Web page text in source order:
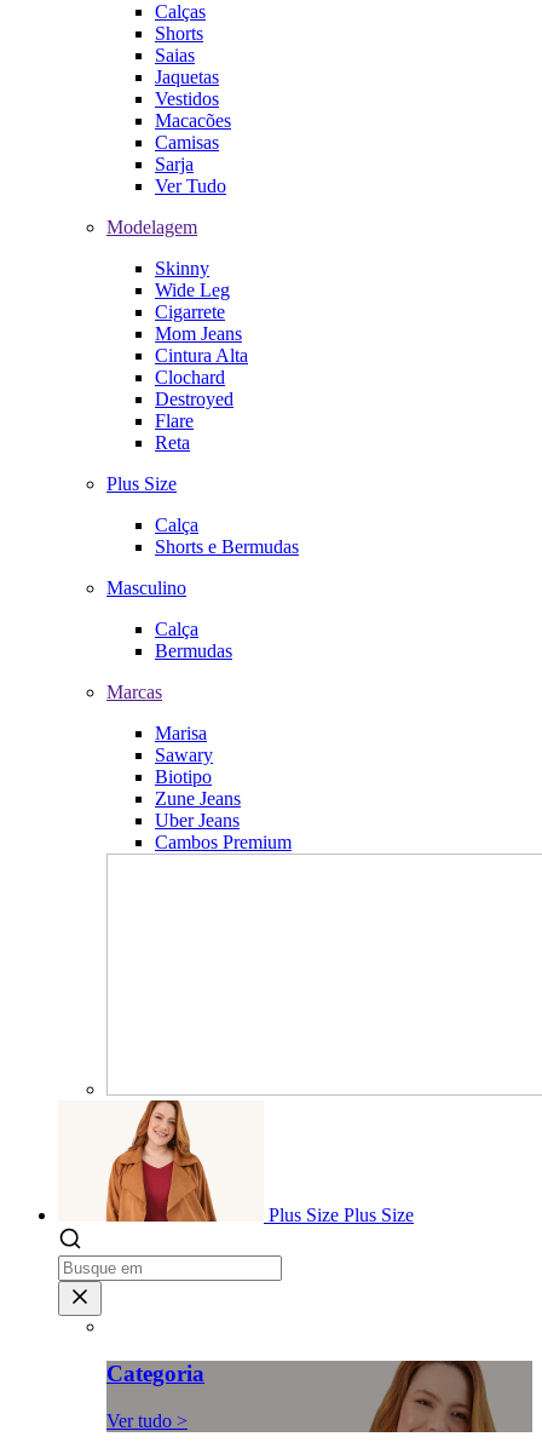
Calças
Shorts
Saias
Jaquetas
Vestidos
Macacões
Camisas
Sarja
Ver Tudo
Modelagem
Skinny
Wide Leg
Cigarrete
Mom Jeans
Cintura Alta
Clochard
Destroyed
Flare
Reta
Plus Size
Calça
Shorts e Bermudas
Masculino
Calça
Bermudas
Marcas
Marisa
Sawary
Biotipo
Zune Jeans
Uber Jeans
Cambos Premium
Plus Size Plus Size
Categoria
Ver tudo >